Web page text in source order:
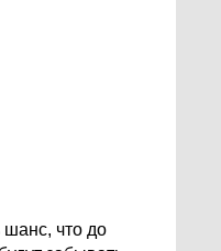
шанс, что до